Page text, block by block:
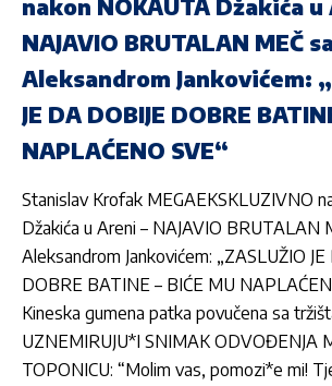
nakon NOKAUTA Džakića u
NAJAVIO BRUTALAN MEČ
Aleksandrom Jankovićem:
JE DA DOBIJE DOBRE
NAPLAĆENO SVE“
Stanislav Krofak MEGAEKSKLUZIVNO
Džakića u Areni – NAJAVIO BRUTALAN
Aleksandrom Jankovićem: „ZASLUŽIO
DOBRE BATINE – BIĆE MU
Kineska gumena patka povučena sa
UZNEMIRUJU*I SNIMAK ODVOĐENJA
TOPONICU: “Molim vas, pomozi*e mi!